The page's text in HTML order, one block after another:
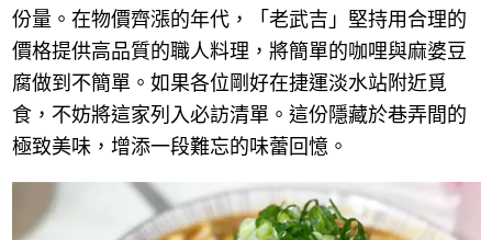
份量。在物價齊漲的年代，「老武吉」堅持用合理的
價格提供高品質的職人料理，將簡單的咖哩與麻婆豆
腐做到不簡單。如果各位剛好在捷運淡水站附近覓
食，不妨將這家列入必訪清單。這份隱藏於巷弄間的
極致美味，增添一段難忘的味蕾回憶。